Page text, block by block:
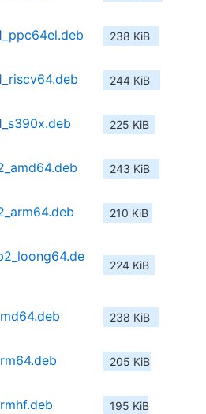
238 KiB
244 KiB
225 KiB
243 KiB
210 KiB
224 KiB
238 KiB
205 KiB
195 KiB